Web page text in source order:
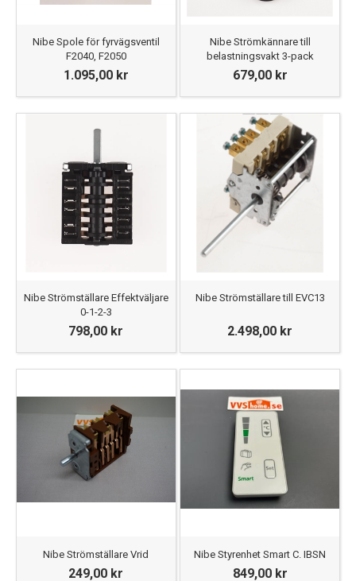
Nibe Spole för fyrvägsventil
F2040, F2050
1.095,00 kr
Nibe Strömkännare till
belastningsvakt 3-pack
679,00 kr
Nibe Strömställare Effektväljare
0-1-2-3
798,00 kr
Nibe Strömställare till EVC13
2.498,00 kr
Nibe Strömställare Vrid
249,00 kr
Nibe Styrenhet Smart C. IBSN
849,00 kr